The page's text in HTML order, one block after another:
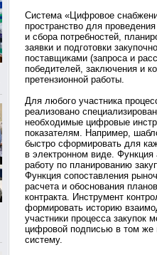
Система «Цифровое
пространство для
и сбора потребностей,
заявки и подготовки
поставщиками (запроса и
победителей, заключения и
претензионной работы.
Для любого участника
реализовано
необходимые цифровые
показателям. Например,
быстро сформировать для
в электронном виде. Функция
работу по планированию
Функция сопоставления
расчета и обоснования
контракта. Инструмент
формировать историю
участники процесса закупок
цифровой подписью в том же
систему.